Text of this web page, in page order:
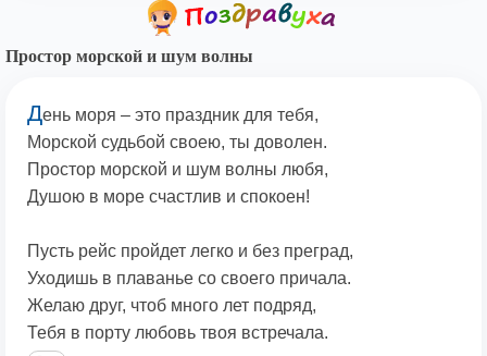
Простор морской и шум волны
День моря – это праздник для тебя,
Морской судьбой своею, ты доволен.
Простор морской и шум волны любя,
Душою в море счастлив и спокоен!
Пусть рейс пройдет легко и без преград,
Уходишь в плаванье со своего причала.
Желаю друг, чтоб много лет подряд,
Тебя в порту любовь твоя встречала.